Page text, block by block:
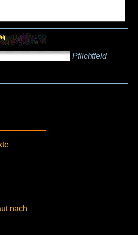
nach
Pflichtfeld